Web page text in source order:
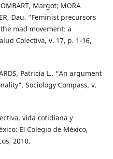
Margot; MORA
Dau. “Feminist precursors
mad movement: a
Colectiva, v. 17, p. 1-16,
Patricia L.. “An argument
Sociology Compass, v.
vida cotidiana y
El Colegio de México,
2010.